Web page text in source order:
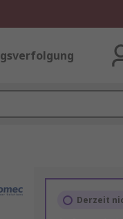
Derzeit